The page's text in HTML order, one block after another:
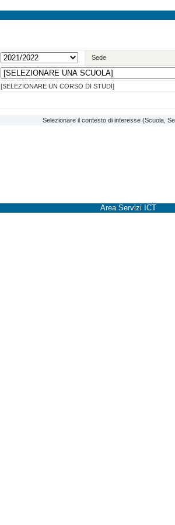
Sede
[SELEZIONARE UN CORSO DI STUDI]
Selezionare il contesto di interesse (Scuola,
Area Servizi ICT